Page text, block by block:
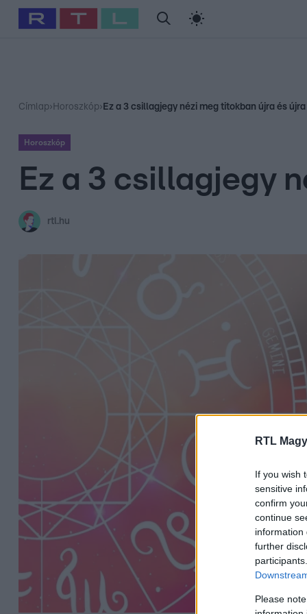
RTL
If you wish
sensitive
confirm
continue
information
further
Please
Babits Marcella Szellő István Most Wanted
Címlap› Horoszkóp› Ez a 3 csillagjegy nézi meg titokban újra és
Horoszkóp
Ez a 3 csillagjegy
rtl.hu